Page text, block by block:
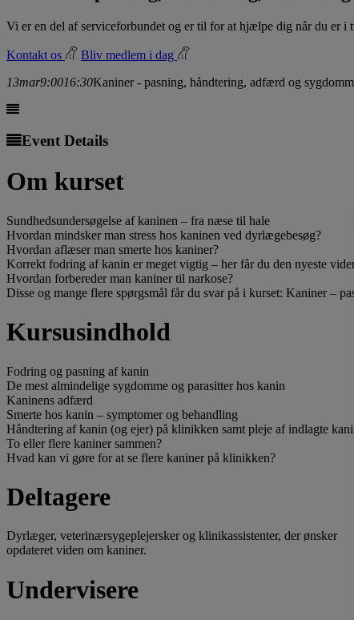
Vi er en del af serviceforbundet og er til for at hjælpe dig når du er
Kontakt os
Bliv medlem i dag
13mar9:0016:30Kaniner - pasning, håndtering, adfærd og
Event Details
Om kurset
Sundhedsundersøgelse af kaninen – fra næse til hale
Hvordan mindsker man stress hos kaninen ved dyrlægebesøg?
Hvordan aflæser man smerte hos kaniner?
Korrekt fodring af kanin er meget vigtig – her får du den nyeste
Hvordan forbereder man kaniner til narkose?
Disse og mange flere spørgsmål får du svar på i kurset: Kaniner –
Kursusindhold
Fodring og pasning af kanin
De mest almindelige sygdomme og parasitter hos kanin
Kaninens adfærd
Smerte hos kanin – symptomer og behandling
Håndtering af kanin (og ejer) på klinikken samt pleje af indlagte
To eller flere kaniner sammen?
Hvad kan vi gøre for at se flere kaniner på klinikken?
Deltagere
Dyrlæger, veterinærsygeplejersker og klinikassistenter, der ønsker
opdateret viden om kaniner.
Undervisere